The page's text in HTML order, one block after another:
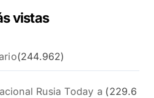
vistas
(244.962)
Rusia Today a (229.6